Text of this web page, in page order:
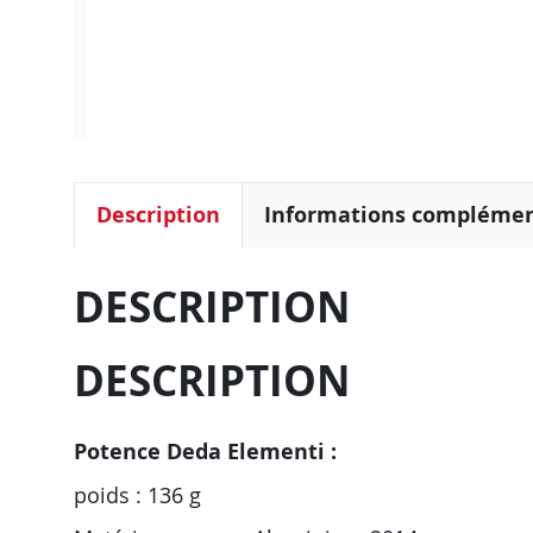
Description Informations
DESCRIPTION
DESCRIPTION
Potence Deda Elementi :
poids : 136 g